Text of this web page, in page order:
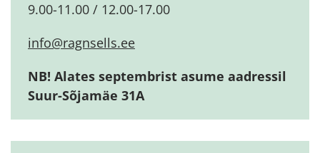
9.00-11.00 / 12.00-17.00
info@ragnsells.ee
NB! Alates septembrist asume aadressil
Suur-Sõjamäe 31A